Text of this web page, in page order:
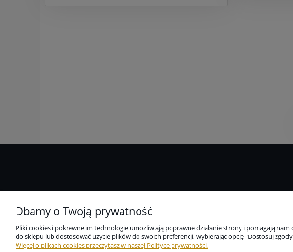
Odstąpienie od umowy kupna (formularz)
Regulamin
Czas i
wszystkich przedmiotów
jednym miejscu?
Z nami to możliwe.
Dbamy o Twoją prywatność
Pliki cookies i pokrewne im technologie umożliwiają poprawne działanie strony i pomagają
do sklepu lub dostosować użycie plików do swoich preferencji, wybierając opcję "Dostosuj
Więcej o plikach cookies przeczytasz w naszej Polityce prywatności.